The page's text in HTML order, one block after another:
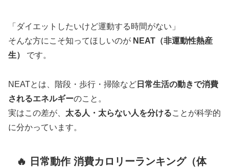
「ダイエットしたいけど運動する時間がない」
そんな方にこそ知ってほしいのが NEAT（非運動性熱産
生）
です。
NEATとは、階段・歩行・掃除など 日常生活の動きで消費
されるエネルギーのこと。
実はこの差が、 太る人・太らない人を分けることが科学的
に分かっています。
🔥 日常動作 消費カロリーランキング（体